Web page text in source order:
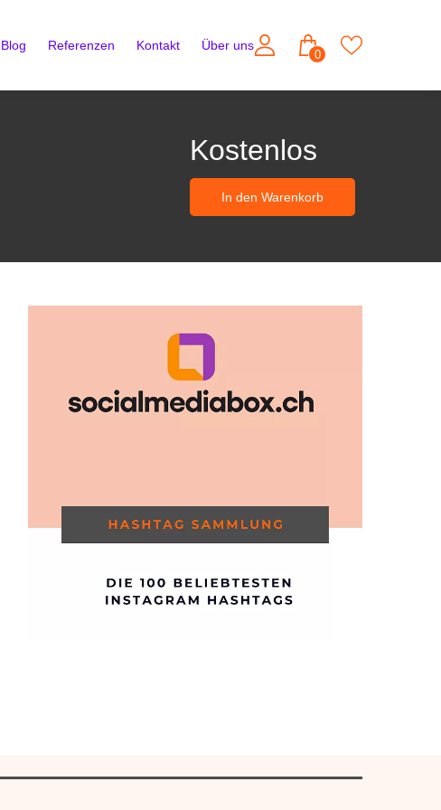
Blog Referenzen Kontakt Über uns
0
Kostenlos
In den Warenkorb